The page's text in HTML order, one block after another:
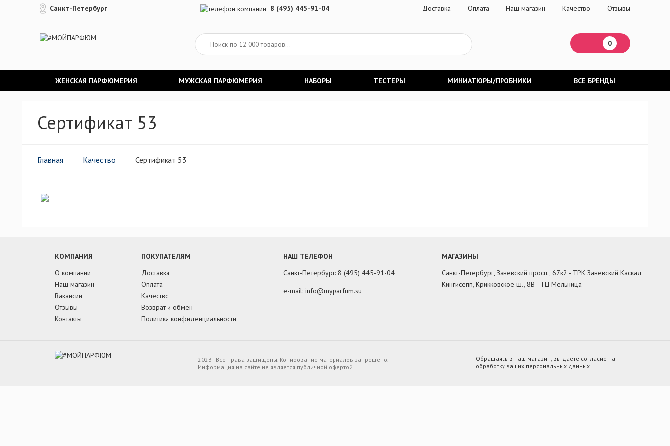
Санкт-Петербург 8 (495) 445-91-04 Доставка Оплата Наш магазин Качество Отзывы
0
ЖЕНСКАЯ ПАРФЮМЕРИЯ МУЖСКАЯ ПАРФЮМЕРИЯ НАБОРЫ ТЕСТЕРЫ МИНИАТЮРЫ/ПРОБНИКИ ВСЕ БРЕНДЫ
Сертификат 53
Главная Качество Сертификат 53
КОМПАНИЯ
О компании
Наш магазин
Вакансии
Отзывы
Контакты
ПОКУПАТЕЛЯМ
Доставка
Оплата
Качество
Возврат и обмен
Политика конфиденциальности
НАШ ТЕЛЕФОН
Санкт-Петербург: 8 (495) 445-91-04
e-mail: info@myparfum.su
МАГАЗИНЫ
Санкт-Петербург, Заневский просп., 67к2 - ТРК Заневский Каскад
Кингисепп, Крикковское ш., 8В - ТЦ Мельница
2023 - Все права защищены. Копирование материалов запрещено.
Информация на сайте не является публичной офертой
Обращаясь в наш магазин, вы даете согласие на
обработку ваших персональных данных.